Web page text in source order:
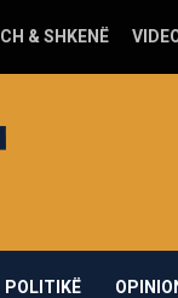
& SHKENË
POLITIKË